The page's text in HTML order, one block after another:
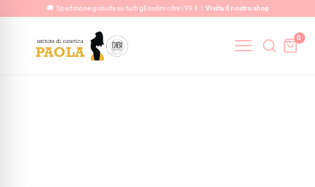
contenuto
🚚 Spedizione gratuita su tutti gli ordini oltre i 99 € | Visita il nostro shop
0